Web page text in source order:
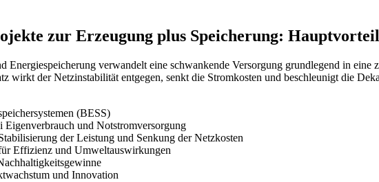
zur Erzeugung plus Speicherung:
verwandelt eine schwankende Versorgung grundlegend in eine
wirkt der Netzinstabilität entgegen, senkt die Stromkosten und beschleunigt die
(BESS)
Eigenverbrauch und Notstromversorgung
der Leistung und Senkung der Netzkosten
Effizienz und Umweltauswirkungen
und Innovation